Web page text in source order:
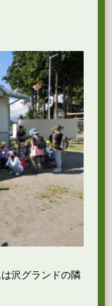
沢グランドの隣